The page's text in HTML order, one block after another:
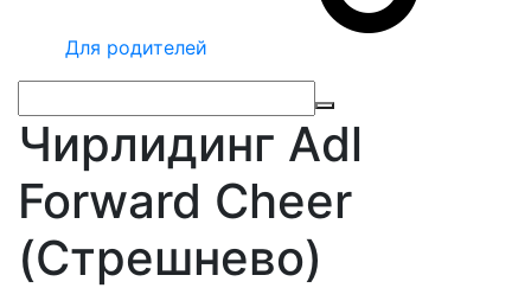
Для родителей
Чирлидинг Adl
Forward Cheer
(Стрешнево)